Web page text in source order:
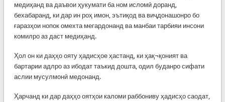
медиҳанд ва даъвои ҳукумати ба ном исломӣ доранд,
бехабаранд, ки дар ин роҳ имон, эътиқод ва виҷдонашонро бо
ғаразҳои нопок омехта мегардонанд ва манбаи тарбияи инсони
комилро аз даст медиҳанд.
Ҳол он ки даҳҳо ояту ҳадисҳое ҳастанд, ки ҳақ¬қоният ва
бартарии адлро аз ибодат таъкид дошта, одил буданро сифати
аслии мусулмонӣ медонанд.
Ҳарчанд ки дар даҳҳо оятҳои каломи раббониву ҳадисҳо саодат,